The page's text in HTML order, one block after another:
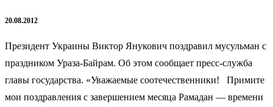
20.08.2012
Президент Украины Виктор Янукович поздравил мусульман с
праздником Ураза-Байрам. Об этом сообщает пресс-служба
главы государства. «Уважаемые соотечественники! Примите
мои поздравления с завершением месяца Рамадан — времени